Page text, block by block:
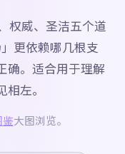
权威、圣洁五个道
更依赖哪几根支
确。适合用于理解
左。
大图浏览。